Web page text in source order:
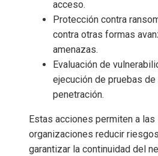
acceso.
Protección contra
contra otras formas
amenazas.
Evaluación de
ejecución de pruebas de
penetración.
Estas acciones permiten a las
organizaciones reducir
garantizar la continuidad del